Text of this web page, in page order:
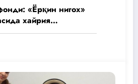
«Ёрқин нигох»
хайрия